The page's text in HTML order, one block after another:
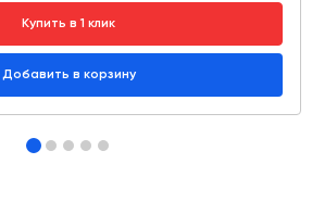
Купить в 1 клик
Добавить в корзину